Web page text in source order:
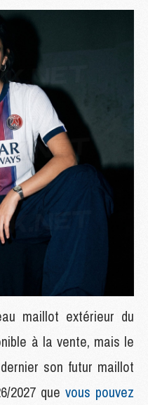
maillot extérieur du
à la vente, mais le
son futur maillot
2027 que vous pouvez